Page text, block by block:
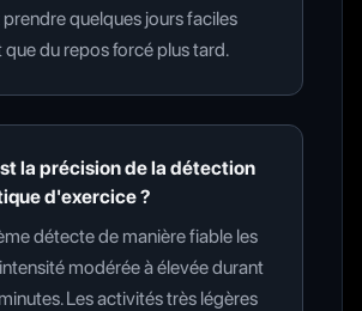
quelques jours faciles
que du repos forcé plus tard.
la précision de la détection
d'exercice ?
détecte de manière fiable les
modérée à élevée durant
Les activités très légères